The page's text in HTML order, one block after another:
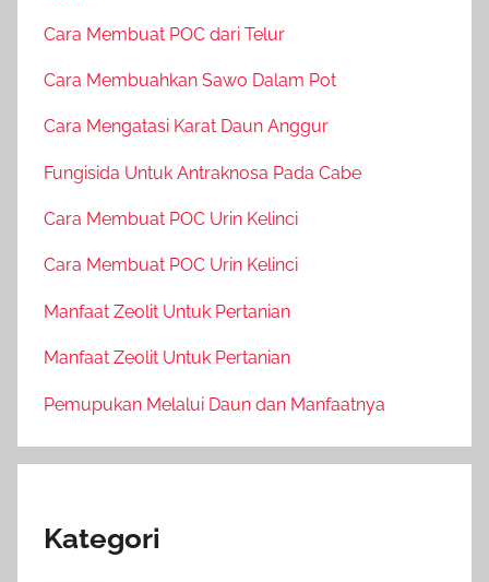
Cara Membuat POC dari Telur
Cara Membuahkan Sawo Dalam Pot
Cara Mengatasi Karat Daun Anggur
Fungisida Untuk Antraknosa Pada Cabe
Cara Membuat POC Urin Kelinci
Cara Membuat POC Urin Kelinci
Manfaat Zeolit Untuk Pertanian
Manfaat Zeolit Untuk Pertanian
Pemupukan Melalui Daun dan Manfaatnya
Kategori